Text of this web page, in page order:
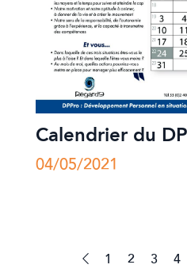
Calendrier du
04/05/2021
1 2 3 4